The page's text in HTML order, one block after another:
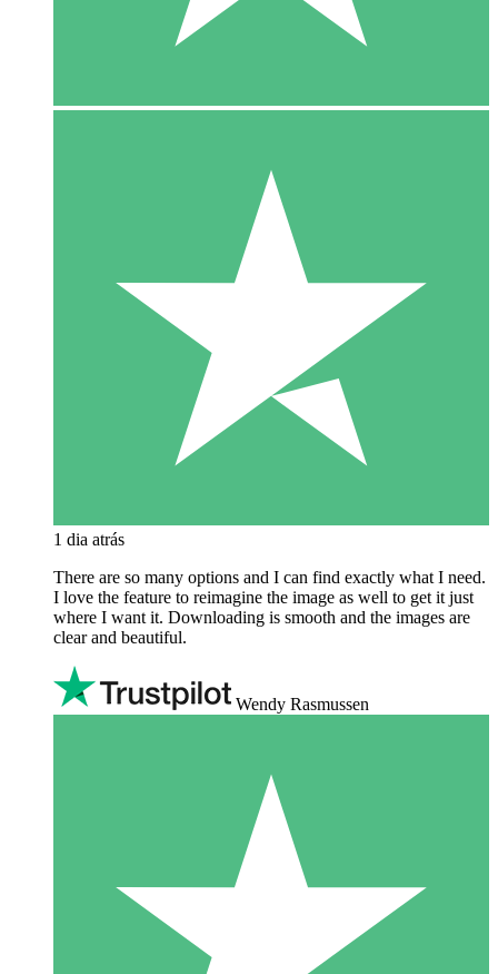
1 dia atrás
There are so many options and I can find exactly what I need.
I love the feature to reimagine the image as well to get it just
where I want it. Downloading is smooth and the images are
clear and beautiful.
Wendy Rasmussen